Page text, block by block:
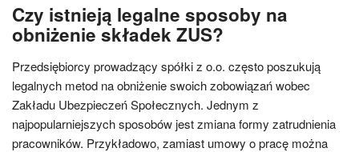
Czy istnieją legalne sposoby na
obniżenie składek ZUS?
Przedsiębiorcy prowadzący spółki z o.o. często poszukują
legalnych metod na obniżenie swoich zobowiązań wobec
Zakładu Ubezpieczeń Społecznych. Jednym z
najpopularniejszych sposobów jest zmiana formy zatrudnienia
pracowników. Przykładowo, zamiast umowy o pracę można